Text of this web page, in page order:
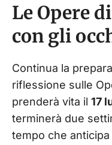
Le Opere
con gli
Continua la
riflessione sulle
prenderà vita il 17
terminerà due
tempo che